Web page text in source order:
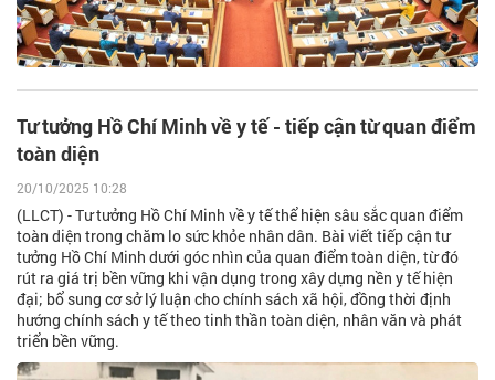
Tư tưởng Hồ Chí Minh về y tế - tiếp cận từ quan điểm
toàn diện
20/10/2025 10:28
(LLCT) - Tư tưởng Hồ Chí Minh về y tế thể hiện sâu sắc quan điểm
toàn diện trong chăm lo sức khỏe nhân dân. Bài viết tiếp cận tư
tưởng Hồ Chí Minh dưới góc nhìn của quan điểm toàn diện, từ đó
rút ra giá trị bền vững khi vận dụng trong xây dựng nền y tế hiện
đại; bổ sung cơ sở lý luận cho chính sách xã hội, đồng thời định
hướng chính sách y tế theo tinh thần toàn diện, nhân văn và phát
triển bền vững.